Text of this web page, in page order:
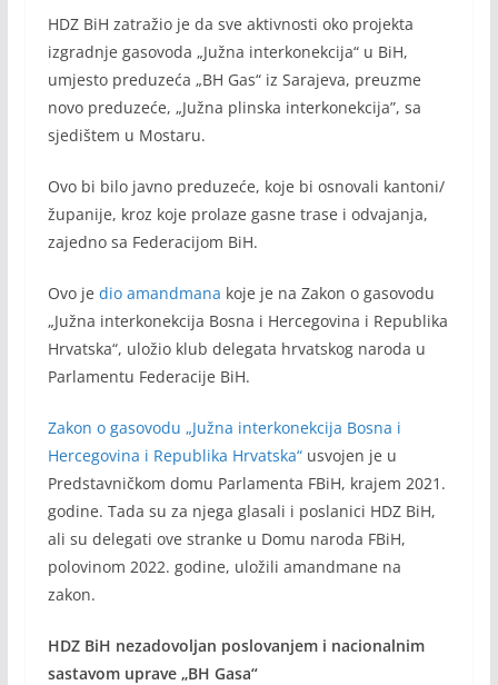
HDZ BiH zatražio je da sve aktivnosti oko projekta
izgradnje gasovoda „Južna interkonekcija“ u BiH,
umjesto preduzeća „BH Gas“ iz Sarajeva, preuzme
novo preduzeće, „Južna plinska interkonekcija”, sa
sjedištem u Mostaru.
Ovo bi bilo javno preduzeće, koje bi osnovali kantoni/
županije, kroz koje prolaze gasne trase i odvajanja,
zajedno sa Federacijom BiH.
Ovo je dio amandmana koje je na Zakon o gasovodu
„Južna interkonekcija Bosna i Hercegovina i Republika
Hrvatska“, uložio klub delegata hrvatskog naroda u
Parlamentu Federacije BiH.
Zakon o gasovodu „Južna interkonekcija Bosna i
Hercegovina i Republika Hrvatska“usvojen je u
Predstavničkom domu Parlamenta FBiH, krajem 2021.
godine. Tada su za njega glasali i poslanici HDZ BiH,
ali su delegati ove stranke u Domu naroda FBiH,
polovinom 2022. godine, uložili amandmane na
zakon.
HDZ BiH nezadovoljan poslovanjem i nacionalnim
sastavom uprave „BH Gasa“